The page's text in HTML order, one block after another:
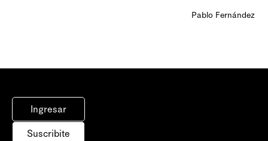
Pablo Fernández
Ingresar
Suscribite